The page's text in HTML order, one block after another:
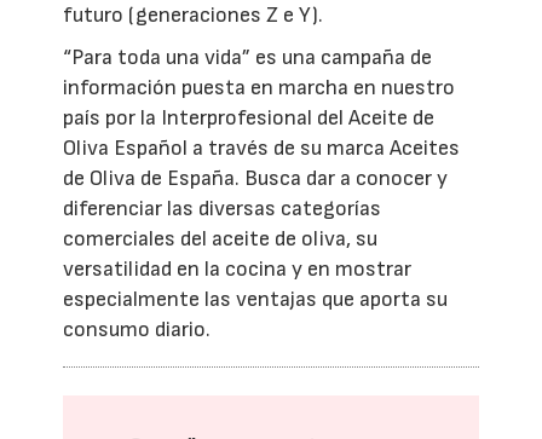
futuro (generaciones Z e Y).
“Para toda una vida” es una campaña de
información puesta en marcha en nuestro
país por la Interprofesional del Aceite de
Oliva Español a través de su marca Aceites
de Oliva de España. Busca dar a conocer y
diferenciar las diversas categorías
comerciales del aceite de oliva, su
versatilidad en la cocina y en mostrar
especialmente las ventajas que aporta su
consumo diario.